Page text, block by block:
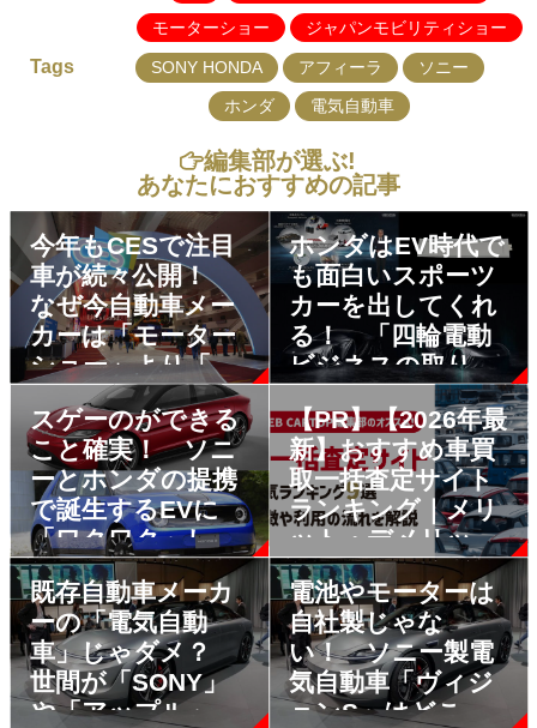
モーターショー
ジャパンモビリティショー
Tags SONY HONDA アフィーラ
ソニー
ホンダ
電気自動車
編集部が選ぶ!
あなたにおすすめの記事
今年もCESで注目
車が続々公開！
なぜ今自動車メー
カーは「モーター
ショー」より「家
電見本市」に力を
入れるのか？
ホンダはEV時代で
も面白いスポーツ
カーを出してくれ
る！ 「四輪電動
ビジネスの取り組
み」発表でベール
を被った２台を公
開
スゲーのができる
こと確実！ ソニ
ーとホンダの提携
で誕生するEVに
「ワクワク」しか
なかった
【PR】【2026年最
新】おすすめ車買
取一括査定サイト
ランキング｜メリ
ット・デメリット
も解説
既存自動車メーカ
ーの「電気自動
車」じゃダメ？
世間が「SONY」
や「アップル」の
電池やモーターは
自社製じゃな
い！ ソニー製電
気自動車「ヴィジ
ョンS」はどこが